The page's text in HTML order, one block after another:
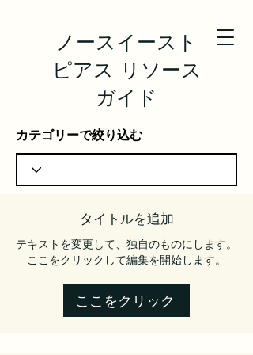
ノースイースト
ピアス リソース
ガイド
カテゴリーで絞り込む
タイトルを追加
テキストを変更して、独自のものにします。
ここをクリックして編集を開始します。
ここをクリック